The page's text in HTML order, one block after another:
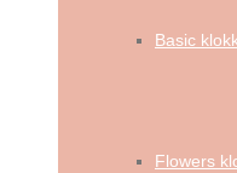
Basic
Flowers